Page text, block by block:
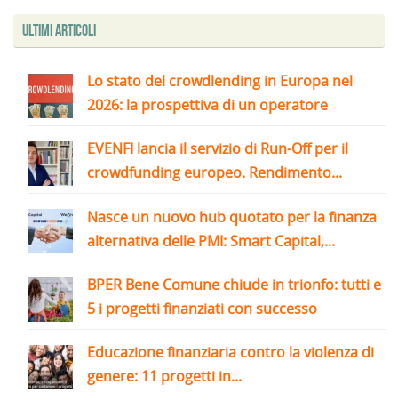
Ultimi articoli
Lo stato del crowdlending in Europa nel
2026: la prospettiva di un operatore
EVENFI lancia il servizio di Run-Off per il
crowdfunding europeo. Rendimento...
Nasce un nuovo hub quotato per la finanza
alternativa delle PMI: Smart Capital,...
BPER Bene Comune chiude in trionfo: tutti e
5 i progetti finanziati con successo
Educazione finanziaria contro la violenza di
genere: 11 progetti in...